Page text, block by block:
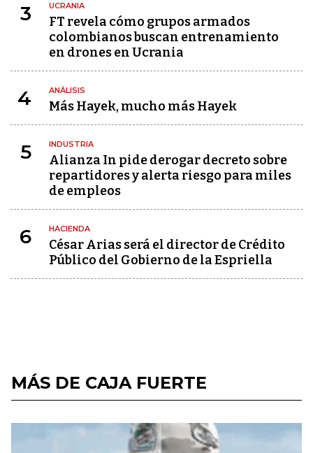
3 UCRANIA
FT revela cómo grupos armados
colombianos buscan entrenamiento
en drones en Ucrania
4 ANÁLISIS
Más Hayek, mucho más Hayek
5 INDUSTRIA
Alianza In pide derogar decreto sobre
repartidores y alerta riesgo para miles
de empleos
6 HACIENDA
César Arias será el director de Crédito
Público del Gobierno de la Espriella
MÁS DE CAJA FUERTE